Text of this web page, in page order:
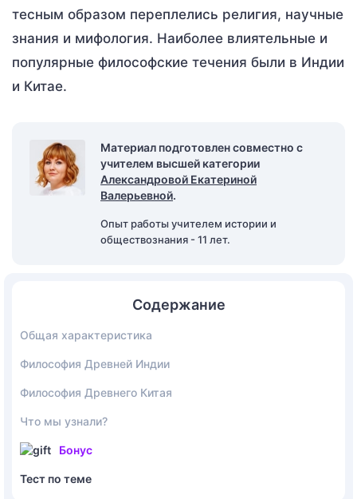
тесным образом переплелись религия, научные
знания и мифология. Наиболее влиятельные и
популярные философские течения были в Индии
и Китае.
Материал подготовлен совместно с
учителем высшей категории
Александровой Екатериной
Валерьевной.
Опыт работы учителем истории и
обществознания - 11 лет.
Содержание
Общая характеристика
Философия Древней Индии
Философия Древнего Китая
Что мы узнали?
Бонус
Тест по теме